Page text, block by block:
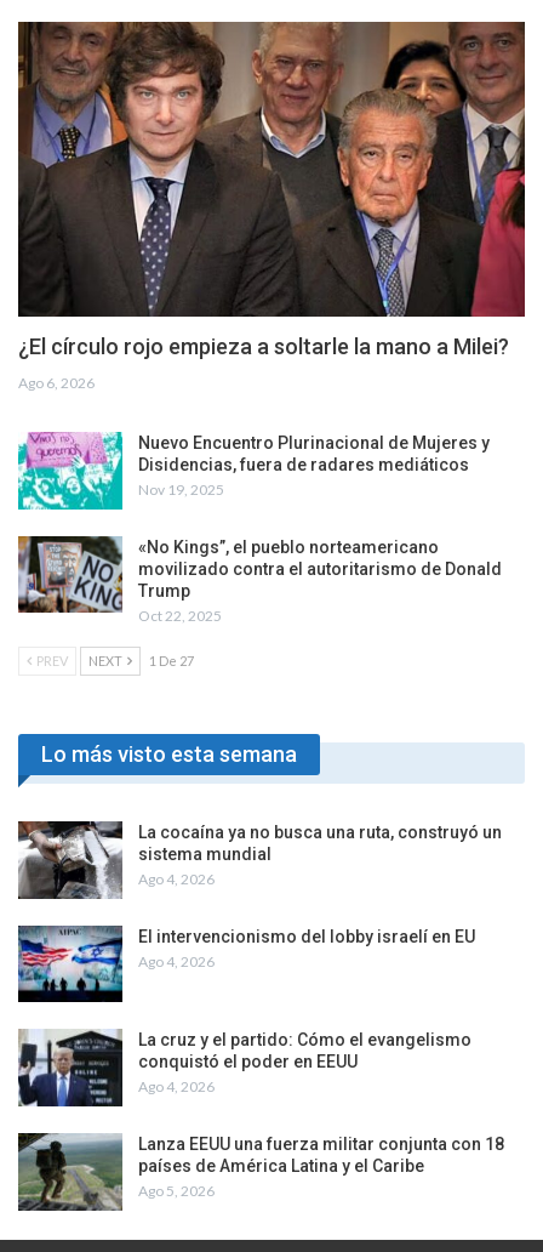
¿El círculo rojo empieza a soltarle la mano a Milei?
Ago 6, 2026
Nuevo Encuentro Plurinacional de Mujeres y
Disidencias, fuera de radares mediáticos
Nov 19, 2025
«No Kings”, el pueblo norteamericano
movilizado contra el autoritarismo de Donald
Trump
Oct 22, 2025
PREV NEXT 1 De 27
Lo más visto esta semana
La cocaína ya no busca una ruta, construyó un
sistema mundial
Ago 4, 2026
El intervencionismo del lobby israelí en EU
Ago 4, 2026
La cruz y el partido: Cómo el evangelismo
conquistó el poder en EEUU
Ago 4, 2026
Lanza EEUU una fuerza militar conjunta con 18
países de América Latina y el Caribe
Ago 5, 2026